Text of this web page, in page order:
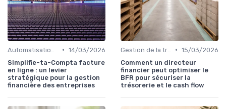
• 14/03/2026
Simplifie-ta-Compta facture
en ligne : un levier
stratégique pour la gestion
financière des entreprises
• 15/03/2026
Comment un directeur
financier peut optimiser le
BFR pour sécuriser la
trésorerie et le cash flow